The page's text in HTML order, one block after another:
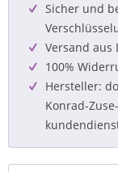
Sicher und
Versand
100%
Hersteller:
Konrad-